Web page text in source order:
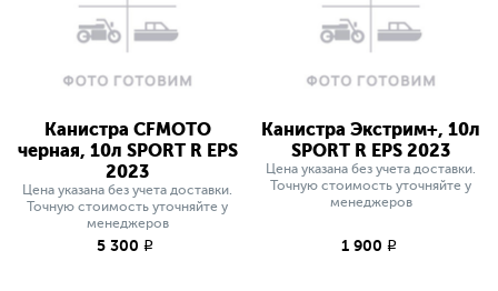
Канистра CFMOTO
черная, 10л SPORT R EPS
2023
Цена указана без учета доставки.
Точную стоимость уточняйте у
менеджеров
5 300 q
Канистра Экстрим+, 10л
SPORT R EPS 2023
Цена указана без учета доставки.
Точную стоимость уточняйте у
менеджеров
1 900 q